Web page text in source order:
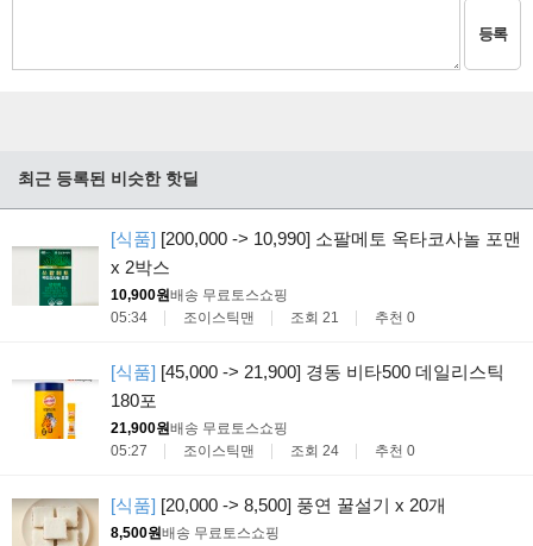
등록
최근 등록된 비슷한 핫딜
[식품] [200,000 -> 10,990] 소팔메토 옥타코사놀 포맨
x 2박스
10,900원배송 무료토스쇼핑
05:34
조이스틱맨 조회 21 추천 0
[식품] [45,000 -> 21,900] 경동 비타500 데일리스틱
180포
21,900원배송 무료토스쇼핑
05:27
조이스틱맨 조회 24 추천 0
[식품] [20,000 -> 8,500] 풍연 꿀설기 x 20개
8,500원배송 무료토스쇼핑